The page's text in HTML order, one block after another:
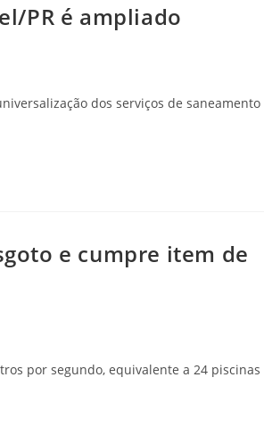
PR é ampliado
dos serviços de saneamento
e cumpre item de
por segundo, equivalente a 24 piscinas